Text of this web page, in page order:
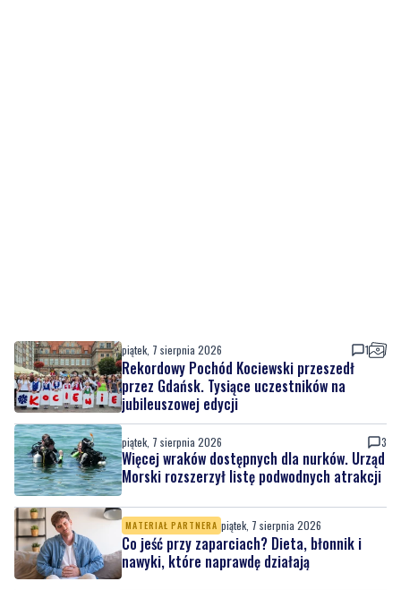
piątek, 7 sierpnia 2026 1
Rekordowy Pochód Kociewski przeszedł
przez Gdańsk. Tysiące uczestników na
jubileuszowej edycji
piątek, 7 sierpnia 2026 3
Więcej wraków dostępnych dla nurków. Urząd
Morski rozszerzył listę podwodnych atrakcji
MATERIAŁ PARTNERA piątek, 7 sierpnia 2026
Co jeść przy zaparciach? Dieta, błonnik i
nawyki, które naprawdę działają